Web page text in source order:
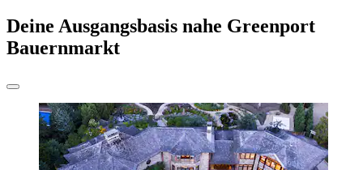
Deine Ausgangsbasis nahe Greenport
Bauernmarkt